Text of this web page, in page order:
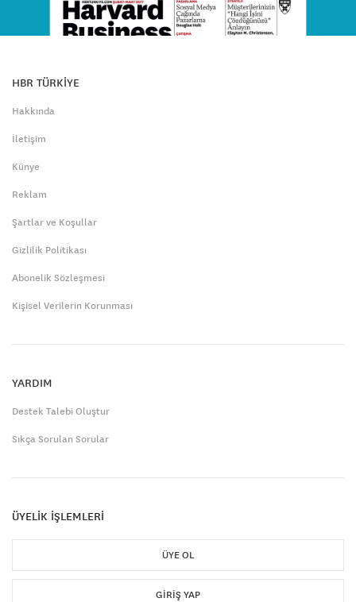
HBR TÜRKİYE
Hakkında
İletişim
Künye
Reklam
Şartlar ve Koşullar
Gizlilik Politikası
Abonelik Sözleşmesi
Kişisel Verilerin Korunması
YARDIM
Destek Talebi Oluştur
Sıkça Sorulan Sorular
ÜYELİK İŞLEMLERİ
ÜYE OL
GIRIŞ YAP